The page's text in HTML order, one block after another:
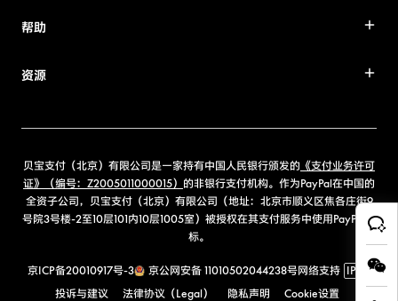
帮助
资源
贝宝支付（北京）有限公司是一家持有中国人民银行颁发的 《支付业务许可
证》（编号：Z2005011000015） 的非银行支付机构。作为PayPal在中国的
全资子公司，贝宝支付（北京）有限公司（地址：北京市顺义区焦各庄街9
号院3号楼-2至10层101内10层1005室）被授权在其支付服务中使用PayPal商
标。
京ICP备20010917号-3 京公网安备 11010502044238号网络支持 IPv6
投诉与建议
法律协议（Legal） 隐私声明 Cookie设置